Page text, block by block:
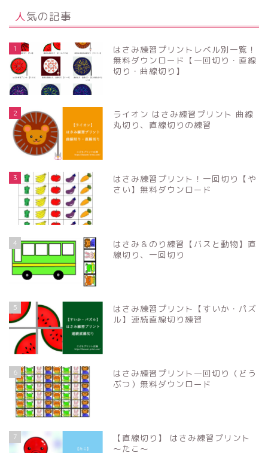
人気の記事
1
はさみ練習プリントレベル別一覧！
無料ダウンロード【一回切り・直線
切り・曲線切り】
2
ライオン はさみ練習プリント 曲線
丸切り、直線切りの練習
3
はさみ練習プリント！一回切り【や
さい】無料ダウンロード
4
はさみ＆のり練習【バスと動物】直
線切り、一回切り
5
はさみ練習プリント【すいか・パズ
ル】連続直線切り練習
6
はさみ練習プリント一回切り（どう
ぶつ）無料ダウンロード
7
【直線切り】 はさみ練習プリント
〜たこ〜